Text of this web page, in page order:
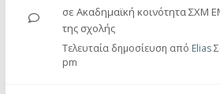
σε Ακαδημαϊκή κοινότητα ΣΧΜ
της σχολής
Τελευταία δημοσίευση από Elias
pm